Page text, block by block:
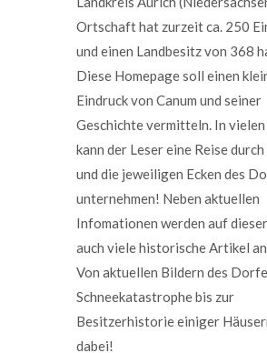
Ortschaft hat zurzeit ca. 250
und einen Landbesitz von 368
Diese Homepage soll einen
Eindruck von Canum und seiner
Geschichte vermitteln. In
kann der Leser eine Reise
und die jeweiligen Ecken des
unternehmen! Neben aktuellen
Infomationen werden auf
auch viele historische Artikel
Von aktuellen Bildern des
Schneekatastrophe bis zur
Besitzerhistorie einiger
dabei!